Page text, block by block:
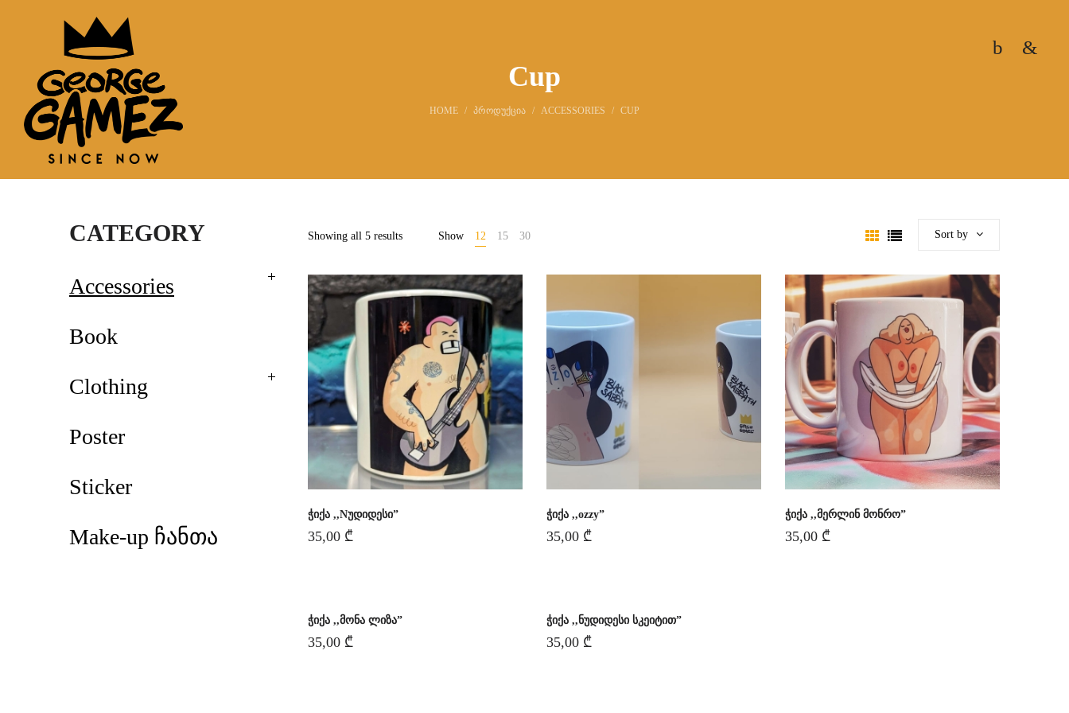
Cup
HOME / ᲞᲠᲝᲓᲣᲥᲪᲘᲐ / ACCESSORIES / CUP
Showing all 5 results Show 12 15 30 Sort by
ჭიქა ,,Nუდიდესი”
35,00 ₾
ჭიქა ,,ozzy”
35,00 ₾
ჭიქა ,,მერლინ მონრო”
35,00 ₾
ჭიქა ,,მონა ლიზა”
35,00 ₾
ჭიქა ,,ნუდიდესი სკეიტით”
35,00 ₾
CATEGORY
Accessories
Book
Clothing
Poster
Sticker
Make-up ჩანთა